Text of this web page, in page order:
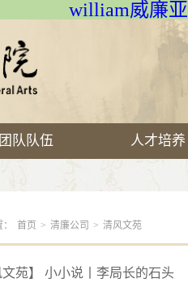
william威廉
团队队伍 人才培养
首页 > 清廉公司 > 清风文苑
文苑】 小小说丨李局长的石头